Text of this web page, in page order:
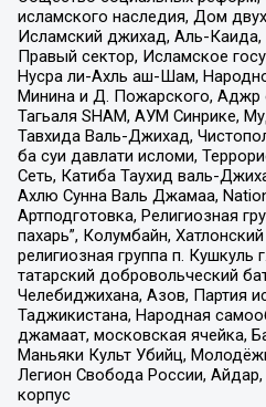
исламского наследия, Дом
Исламский джихад, Аль-
Правый сектор, Исламское
Нусра ли-Ахль аш-Шам,
Минина и Д. Пожарского, Аджр
Тагьаля SHAM, АУМ Синрике,
Тавхида Валь-Джихад,
ба суи давлати исломи,
Сеть, Катиба Таухид валь-
Ахлю Сунна Валь Джамаа,
Артподготовка, Религиозная
пахарь”, Колумбайн,
религиозная группа п. Кушкуль
татарский добровольческий
Челебиджихана, Азов, Партия
Таджикистана, Народная
джамаат, московская ячейка,
Маньяки Культ Убийц,
Легион Свобода России,
корпус